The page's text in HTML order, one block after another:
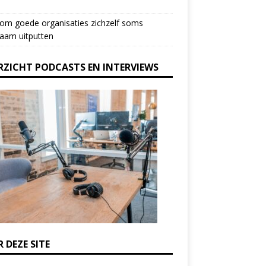
goede organisaties zichzelf soms
uitputten
PODCASTS EN INTERVIEWS
DEZE SITE